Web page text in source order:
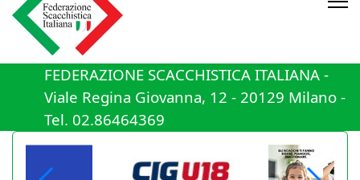
FEDERAZIONE SCACCHISTICA ITALIANA -
Viale Regina Giovanna, 12 - 20129 Milano -
Tel. 02.86464369